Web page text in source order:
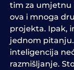
tim za umjetnu
ova i mnoga
projekta. Ipak,
jednom
inteligencija
razmišljanje.